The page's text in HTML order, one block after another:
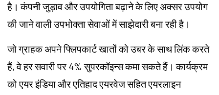
है। कंपनी जुड़ाव और उपयोगिता बढ़ाने के लिए अक्सर उपयोग
की जाने वाली उपभोक्ता सेवाओं में साझेदारी बना रही है।
जो ग्राहक अपने फ्लिपकार्ट खातों को उबर के साथ लिंक करते
हैं, वे हर सवारी पर 4% सुपरकॉइन्स कमा सकते हैं। कार्यक्रम
को एयर इंडिया और एतिहाद एयरवेज सहित एयरलाइन